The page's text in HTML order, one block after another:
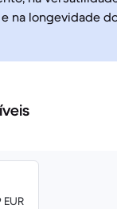
na longevidade